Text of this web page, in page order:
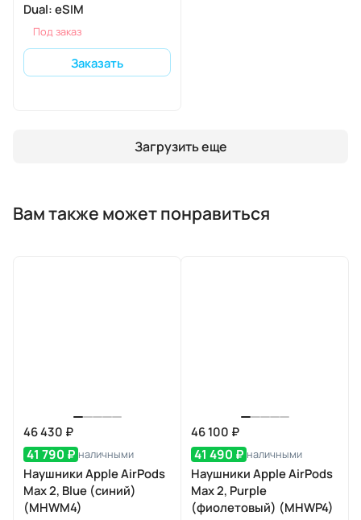
Dual: eSIM
Под заказ
Заказать
Загрузить еще
Вам также может понравиться
46 430 ₽
41 790 ₽ наличными
Наушники Apple AirPods
Max 2, Blue (синий)
(MHWM4)
46 100 ₽
41 490 ₽ наличными
Наушники Apple AirPods
Max 2, Purple
(фиолетовый) (MHWP4)